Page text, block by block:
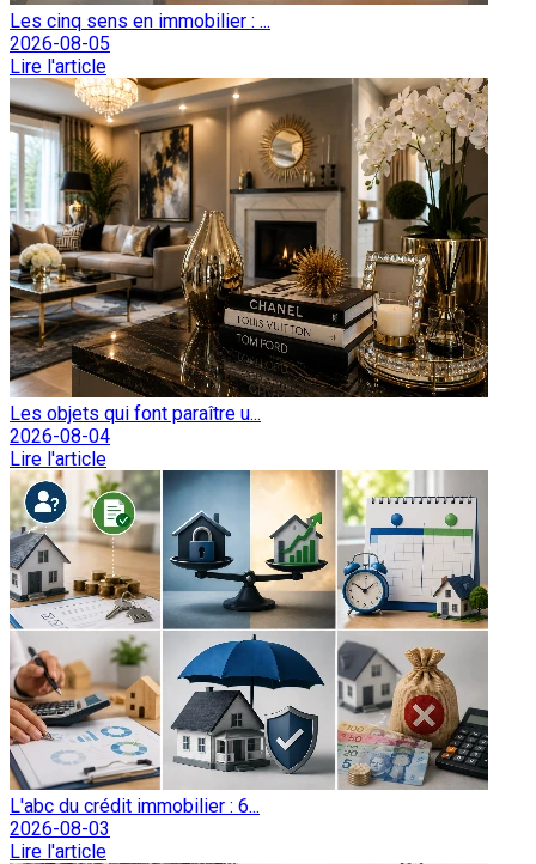
Les cinq sens en immobilier : ...
2026-08-05
Lire l'article
Les objets qui font paraître u...
2026-08-04
Lire l'article
L'abc du crédit immobilier : 6...
2026-08-03
Lire l'article